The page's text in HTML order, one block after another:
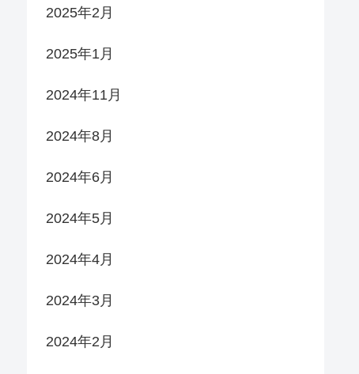
2025年2月
2025年1月
2024年11月
2024年8月
2024年6月
2024年5月
2024年4月
2024年3月
2024年2月